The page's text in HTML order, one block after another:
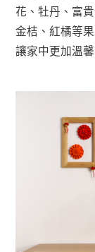
花、牡丹、富
金桔、紅橘等
讓家中更加溫馨